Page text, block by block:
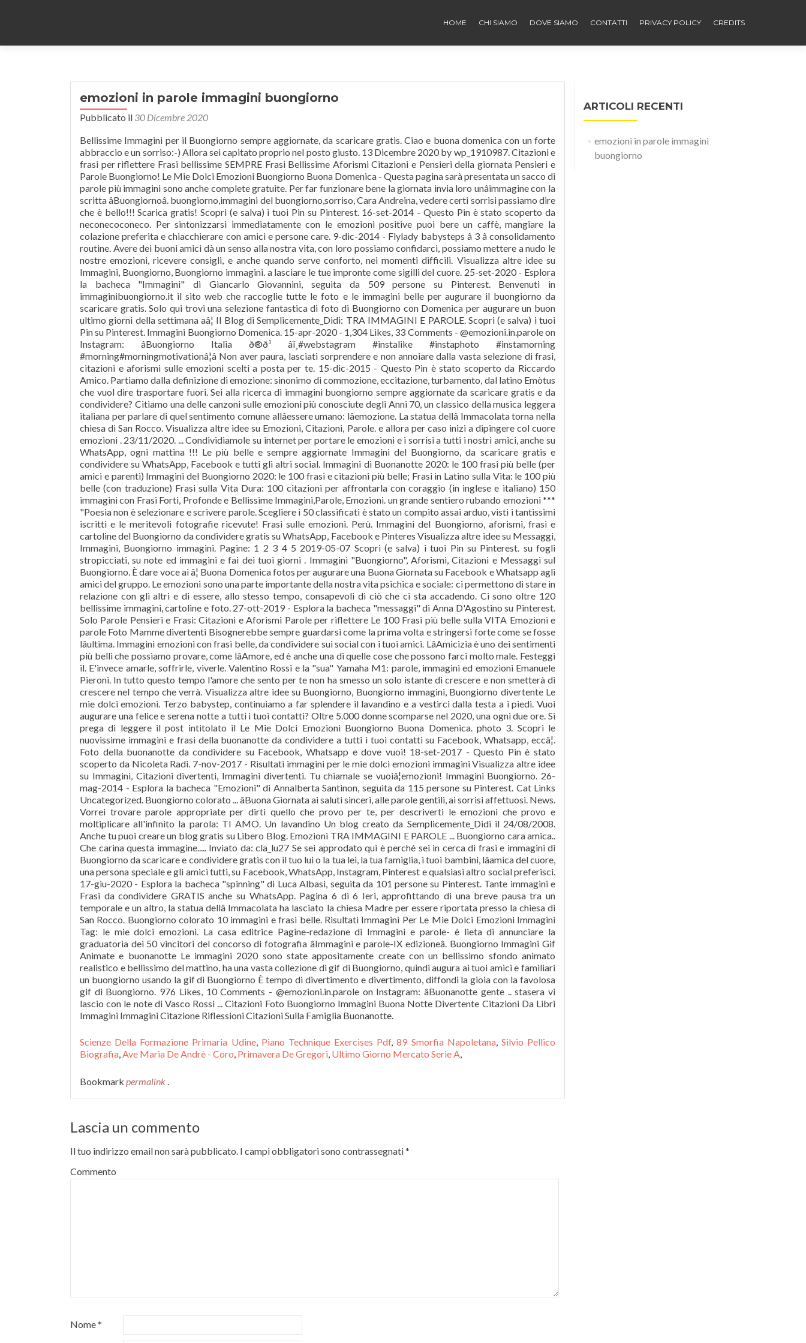
HOME CHI SIAMO DOVE SIAMO CONTATTI PRIVACY POLICY CREDITS
emozioni in parole immagini buongiorno
Pubblicato il 30 Dicembre 2020
Bellissime Immagini per il Buongiorno sempre aggiornate, da scaricare gratis. Ciao e buona domenica con un forte
abbraccio e un sorriso:-) Allora sei capitato proprio nel posto giusto. 13 Dicembre 2020 by wp_1910987. Citazioni e
frasi per riflettere Frasi bellissime SEMPRE Frasi Bellissime Aforismi Citazioni e Pensieri della giornata Pensieri e
Parole Buongiorno! Le Mie Dolci Emozioni Buongiorno Buona Domenica - Questa pagina sarà presentata un sacco di
parole più immagini sono anche complete gratuite. Per far funzionare bene la giornata invia loro unâimmagine con la
scritta âBuongiornoâ. buongiorno,immagini del buongiorno,sorriso, Cara Andreina, vedere certi sorrisi passiamo dire
che è bello!!! Scarica gratis! Scopri (e salva) i tuoi Pin su Pinterest. 16-set-2014 - Questo Pin è stato scoperto da
neconecoconeco. Per sintonizzarsi immediatamente con le emozioni positive puoi bere un caffè, mangiare la
colazione preferita e chiacchierare con amici e persone care. 9-dic-2014 - Flylady babysteps â 3 â consolidamento
routine. Avere dei buoni amici dà un senso alla nostra vita, con loro possiamo confidarci, possiamo mettere a nudo le
nostre emozioni, ricevere consigli, e anche quando serve conforto, nei momenti difficili. Visualizza altre idee su
Immagini, Buongiorno, Buongiorno immagini. a lasciare le tue impronte come sigilli del cuore. 25-set-2020 - Esplora
la bacheca "Immagini" di Giancarlo Giovannini, seguita da 509 persone su Pinterest. Benvenuti in
immaginibuongiorno.it il sito web che raccoglie tutte le foto e le immagini belle per augurare il buongiorno da
scaricare gratis. Solo qui trovi una selezione fantastica di foto di Buongiorno con Domenica per augurare un buon
ultimo giorni della settimana aâ¦ Il Blog di Semplicemente_Didi: TRA IMMAGINI E PAROLE. Scopri (e salva) i tuoi
Pin su Pinterest. Immagini Buongiorno Domenica. 15-apr-2020 - 1,304 Likes, 33 Comments - @emozioni.in.parole on
Instagram: âBuongiorno Italia ð®ð¹ âï¸#webstagram #instalike #instaphoto #instamorning
#morning#morningmotivationâ¦â Non aver paura, lasciati sorprendere e non annoiare dalla vasta selezione di frasi,
citazioni e aforismi sulle emozioni scelti a posta per te. 15-dic-2015 - Questo Pin è stato scoperto da Riccardo
Amico. Partiamo dalla definizione di emozione: sinonimo di commozione, eccitazione, turbamento, dal latino Emòtus
che vuol dire trasportare fuori. Sei alla ricerca di immagini buongiorno sempre aggiornate da scaricare gratis e da
condividere? Citiamo una delle canzoni sulle emozioni più conosciute degli Anni 70, un classico della musica leggera
italiana per parlare di quel sentimento comune allâessere umano: lâemozione. La statua dellâ Immacolata torna nella
chiesa di San Rocco. Visualizza altre idee su Emozioni, Citazioni, Parole. e allora per caso inizi a dipingere col cuore
emozioni . 23/11/2020. ... Condividiamole su internet per portare le emozioni e i sorrisi a tutti i nostri amici, anche su
WhatsApp, ogni mattina !!! Le più belle e sempre aggiornate Immagini del Buongiorno, da scaricare gratis e
condividere su WhatsApp, Facebook e tutti gli altri social. Immagini di Buonanotte 2020: le 100 frasi più belle (per
amici e parenti) Immagini del Buongiorno 2020: le 100 frasi e citazioni più belle; Frasi in Latino sulla Vita: le 100 più
belle (con traduzione) Frasi sulla Vita Dura: 100 citazioni per affrontarla con coraggio (in inglese e italiano) 150
immagini con Frasi Forti, Profonde e Bellissime Immagini,Parole, Emozioni. un grande sentiero rubando emozioni ***
"Poesia non è selezionare e scrivere parole. Scegliere i 50 classificati è stato un compito assai arduo, visti i tantissimi
iscritti e le meritevoli fotografie ricevute! Frasi sulle emozioni. Perù. Immagini del Buongiorno, aforismi, frasi e
cartoline del Buongiorno da condividere gratis su WhatsApp, Facebook e Pinteres Visualizza altre idee su Messaggi,
Immagini, Buongiorno immagini. Pagine: 1 2 3 4 5 2019-05-07 Scopri (e salva) i tuoi Pin su Pinterest. su fogli
stropicciati, su note ed immagini e fai dei tuoi giorni . Immagini "Buongiorno", Aforismi, Citazioni e Messaggi sul
Buongiorno. È dare voce ai â¦ Buona Domenica fotos per augurare una Buona Giornata su Facebook e Whatsapp agli
amici del gruppo. Le emozioni sono una parte importante della nostra vita psichica e sociale: ci permettono di stare in
relazione con gli altri e di essere, allo stesso tempo, consapevoli di ciò che ci sta accadendo. Ci sono oltre 120
bellissime immagini, cartoline e foto. 27-ott-2019 - Esplora la bacheca "messaggi" di Anna D'Agostino su Pinterest.
Solo Parole Pensieri e Frasi: Citazioni e Aforismi Parole per riflettere Le 100 Frasi più belle sulla VITA Emozioni e
parole Foto Mamme divertenti Bisognerebbe sempre guardarsi come la prima volta e stringersi forte come se fosse
lâultima. Immagini emozioni con frasi belle, da condividere sui social con i tuoi amici. LâAmicizia è uno dei sentimenti
più belli che possiamo provare, come lâAmore, ed è anche una di quelle cose che possono farci molto male. Festeggi
il. E'invece amarle, soffrirle, viverle. Valentino Rossi e la "sua" Yamaha M1: parole, immagini ed emozioni Emanuele
Pieroni. In tutto questo tempo l'amore che sento per te non ha smesso un solo istante di crescere e non smetterà di
crescere nel tempo che verrà. Visualizza altre idee su Buongiorno, Buongiorno immagini, Buongiorno divertente Le
mie dolci emozioni. Terzo babystep, continuiamo a far splendere il lavandino e a vestirci dalla testa a i piedi. Vuoi
augurare una felice e serena notte a tutti i tuoi contatti? Oltre 5.000 donne scomparse nel 2020, una ogni due ore. Si
prega di leggere il post intitolato il Le Mie Dolci Emozioni Buongiorno Buona Domenica. photo 3. Scopri le
nuovissime immagini e frasi della buonanotte da condividere a tutti i tuoi contatti su Facebook, Whatsapp, eccâ¦.
Foto della buonanotte da condividere su Facebook, Whatsapp e dove vuoi! 18-set-2017 - Questo Pin è stato
scoperto da Nicoleta Radi. 7-nov-2017 - Risultati immagini per le mie dolci emozioni immagini Visualizza altre idee
su Immagini, Citazioni divertenti, Immagini divertenti. Tu chiamale se vuoiâ¦emozioni! Immagini Buongiorno. 26-
mag-2014 - Esplora la bacheca "Emozioni" di Annalberta Santinon, seguita da 115 persone su Pinterest. Cat Links
Uncategorized. Buongiorno colorato ... âBuona Giornata ai saluti sinceri, alle parole gentili, ai sorrisi affettuosi. News.
Vorrei trovare parole appropriate per dirti quello che provo per te, per descriverti le emozioni che provo e
moltiplicare all'infinito la parola: TI AMO. Un lavandino Un blog creato da Semplicemente_Didi il 24/08/2008.
Anche tu puoi creare un blog gratis su Libero Blog. Emozioni TRA IMMAGINI E PAROLE ... Buongiorno cara amica..
Che carina questa immagine..... Inviato da: cla_lu27 Se sei approdato qui è perché sei in cerca di frasi e immagini di
Buongiorno da scaricare e condividere gratis con il tuo lui o la tua lei, la tua famiglia, i tuoi bambini, lâamica del cuore,
una persona speciale e gli amici tutti, su Facebook, WhatsApp, Instagram, Pinterest e qualsiasi altro social preferisci.
17-giu-2020 - Esplora la bacheca "spinning" di Luca Albasi, seguita da 101 persone su Pinterest. Tante immagini e
Frasi da condividere GRATIS anche su WhatsApp. Pagina 6 di 6 Ieri, approfittando di una breve pausa tra un
temporale e un altro, la statua dellâ Immacolata ha lasciato la chiesa Madre per essere riportata presso la chiesa di
San Rocco. Buongiorno colorato 10 immagini e frasi belle. Risultati Immagini Per Le Mie Dolci Emozioni Immagini
Tag: le mie dolci emozioni. La casa editrice Pagine-redazione di Immagini e parole- è lieta di annunciare la
graduatoria dei 50 vincitori del concorso di fotografia âImmagini e parole-IX edizioneâ. Buongiorno Immagini Gif
Animate e buonanotte Le immagini 2020 sono state appositamente create con un bellissimo sfondo animato
realistico e bellissimo del mattino, ha una vasta collezione di gif di Buongiorno, quindi augura ai tuoi amici e familiari
un buongiorno usando la gif di Buongiorno È tempo di divertimento e divertimento, diffondi la gioia con la favolosa
gif di Buongiorno. 976 Likes, 10 Comments - @emozioni.in.parole on Instagram: âBuonanotte gente .. stasera vi
lascio con le note di Vasco Rossi ... Citazioni Foto Buongiorno Immagini Buona Notte Divertente Citazioni Da Libri
Immagini Immagini Citazione Riflessioni Citazioni Sulla Famiglia Buonanotte.
Scienze Della Formazione Primaria Udine, Piano Technique Exercises Pdf,89 Smorfia Napoletana, Silvio Pellico
Biografia,Ave Maria De Andrè - Coro, Primavera De Gregori, Ultimo Giorno Mercato Serie A,
Bookmark permalink .
Lascia un commento
Il tuo indirizzo email non sarà pubblicato. I campi obbligatori sono contrassegnati*
Commento
Nome*
ARTICOLI RECENTI
emozioni in parole immagini
buongiorno